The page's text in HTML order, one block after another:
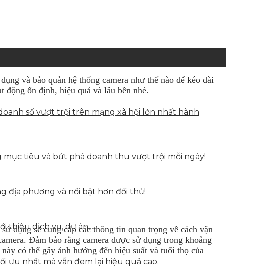
số vượt trội trên mạng xã hội lớn nhất hành
tiêu và bứt phá doanh thu vượt trội mỗi ngày!
địa phương và nổi bật hơn đối thủ!
thiệu dịch vụ, dự án,…
ưu nhất mà vẫn đem lại hiệu quả cao.
và bảo quản hệ thống camera như thế nào để kéo dài
động ổn định, hiệu quả và lâu bền nhé.
dụng sẽ cung cấp các thông tin quan trọng về cách vận
Đảm bảo rằng camera được sử dụng trong khoảng
có thể gây ảnh hưởng đến hiệu suất và tuổi thọ của